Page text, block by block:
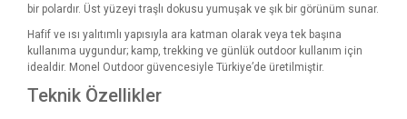
bir polardır. Üst yüzeyi traşlı dokusu yumuşak ve şık bir görünüm sunar.
Hafif ve ısı yalıtımlı yapısıyla ara katman olarak veya tek başına
kullanıma uygundur; kamp, trekking ve günlük outdoor kullanım için
idealdir. Monel Outdoor güvencesiyle Türkiye’de üretilmiştir.
Teknik Özellikler